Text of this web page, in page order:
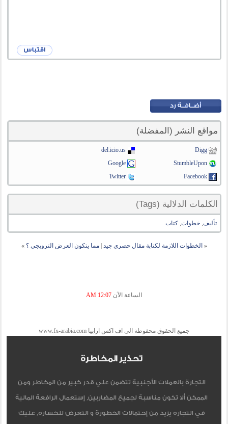
مواقع النشر (المفضلة)
Digg
del.icio.us
StumbleUpon
Google
Facebook
Twitter
الكلمات الدلالية (Tags)
تأليف,خطوات,كتاب
« الخطوات اللازمة لكتابة مقال حصري جيد |مما يتكون العرض الترويجي ؟ »
الساعة الآن 12:07 AM
جميع الحقوق محفوظة الى اف اكس ارابيا www.fx-arabia.com
تحذير المخاطرة
التجارة بالعملات الأجنبية تتضمن علي قدر كبير من المخاطر ومن
الممكن ألا تكون مناسبة لجميع المضاربين, إستعمال الرافعة المالية
في التجاره يزيد من إحتمالات الخطورة و التعرض للخساره, عليك